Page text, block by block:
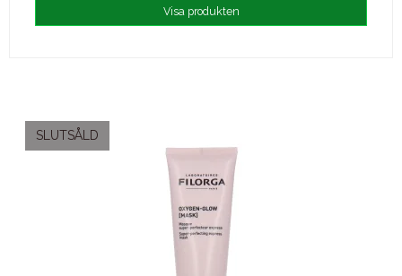
Visa produkten
SLUTSÅLD